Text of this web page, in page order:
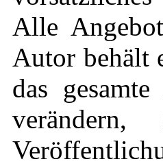
Alle
Autor behält
das